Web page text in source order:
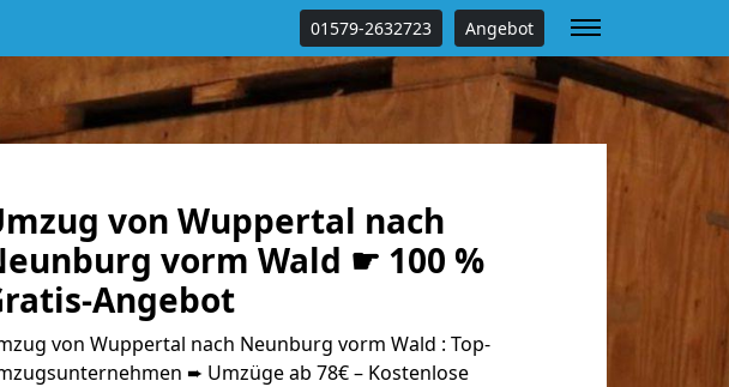
01579-2632723 Angebot
von Wuppertal nach
vorm Wald ☛ 100 %
Angebot
von Wuppertal nach Neunburg vorm Wald : Top-
➨ Umzüge ab 78€ – Kostenlose